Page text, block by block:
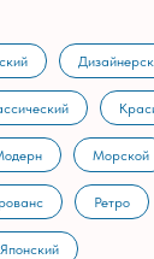
Морской
Ретро
Японский